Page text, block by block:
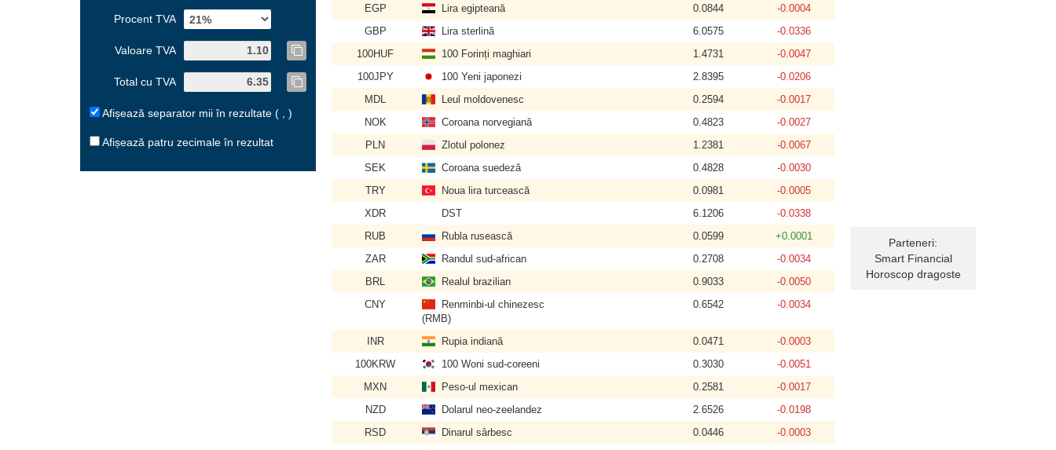
Procent TVA
Valoare TVA
Total cu TVA
Afișează separator mii în rezultate ( , )
Afișează patru zecimale în rezultat
EGP
Lira egipteană 0.0844
-0.0004
GBP
Lira sterlină 6.0575
-0.0336
100HUF
100 Forinți maghiari 1.4731
-0.0047
100JPY
100 Yeni japonezi 2.8395
-0.0206
MDL
Leul moldovenesc 0.2594
-0.0017
NOK
Coroana norvegiană 0.4823
-0.0027
PLN
Zlotul polonez 1.2381
-0.0067
SEK
Coroana suedeză 0.4828
-0.0030
TRY
Noua lira turcească 0.0981
-0.0005
XDR
DST 6.1206
-0.0338
RUB
Rubla rusească 0.0599
+0.0001
ZAR
Randul sud-african 0.2708
-0.0034
BRL
Realul brazilian 0.9033
-0.0050
CNY
Renminbi-ul chinezesc
(RMB)
0.6542 -0.0034
INR Rupia indiană 0.0471
-0.0003
100KRW
100 Woni sud-coreeni 0.3030
-0.0051
MXN
Peso-ul mexican 0.2581
-0.0017
NZD
Dolarul neo-zeelandez 2.6526
-0.0198
RSD
Dinarul sârbesc 0.0446
-0.0003
Parteneri:
Smart Financial
Horoscop dragoste